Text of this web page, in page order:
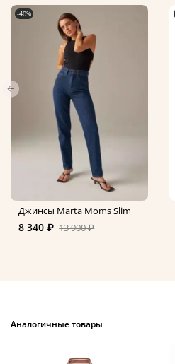
-40%
Джинсы Marta Moms Slim
8 340 ₽ 13 900 ₽
Аналогичные товары